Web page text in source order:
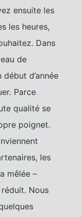
ensuite les
les heures,
Dans
de
d’année
Parce
qualité se
poignet.
les
mêlée –
Nous